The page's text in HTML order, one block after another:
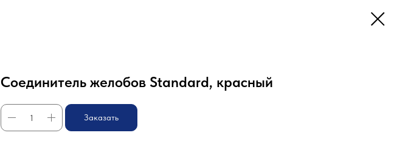
Соединитель желобов Standard, красный
Заказать